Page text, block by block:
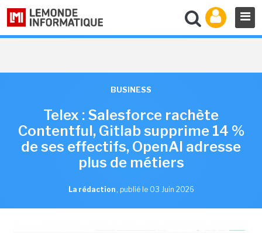
BUSINESS
Telex : Salesforce rachète
Contentful, Gitlab supprime 14 %
de ses effectifs, OpenAI adresse
plus de métiers
La rédaction , publié le 03 Juin 2026